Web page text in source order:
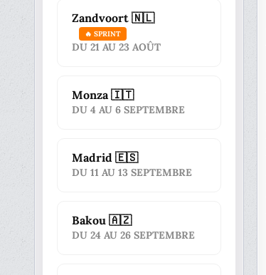
Zandvoort 🇳🇱
🔥 SPRINT
DU 21 AU 23 AOÛT
Monza 🇮🇹
DU 4 AU 6 SEPTEMBRE
Madrid 🇪🇸
DU 11 AU 13 SEPTEMBRE
Bakou 🇦🇿
DU 24 AU 26 SEPTEMBRE